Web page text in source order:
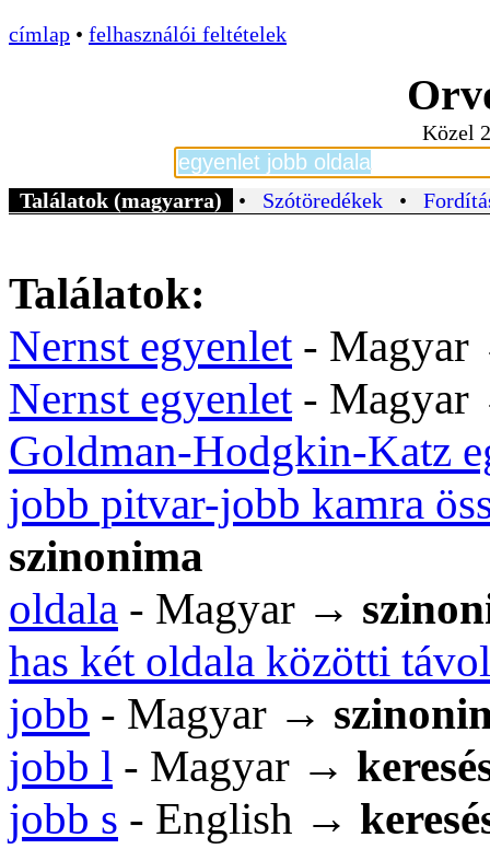
címlap • felhasználói feltételek
Közel
Találatok (magyarra) • Szótöredékek •
Találatok:
Nernst egyenlet-
Nernst egyenlet-
Goldman-Hodgkin-Katz
jobb pitvar-jobb kamra
szinonima
oldala - Magyar →
has két oldala közötti
jobb - Magyar →
jobb l - Magyar →
jobb s - English →